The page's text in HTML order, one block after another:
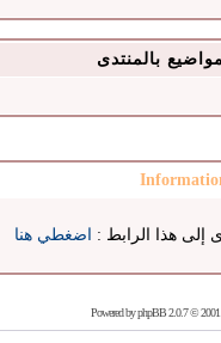
بالمنتدى
إلى هذا الرابط : اضغطي هنا
Powered byphpBB2.0.7 ©